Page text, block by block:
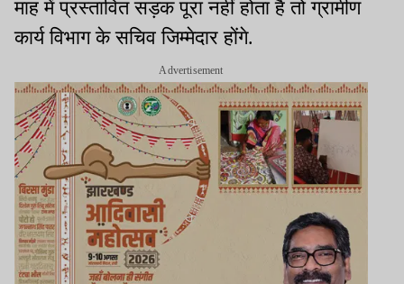
माह में प्रस्तावित सड़क पूरा नहीं होता है तो ग्रामीण
कार्य विभाग के सचिव जिम्मेदार होंगे.
Advertisement